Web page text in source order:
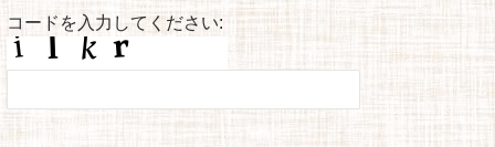
コードを入力してください: